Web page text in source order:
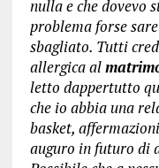
nulla e che dovevo
problema forse
sbagliato. Tutti
allergica al
letto dappertutto
che io abbia una
basket,
auguro in futuro di